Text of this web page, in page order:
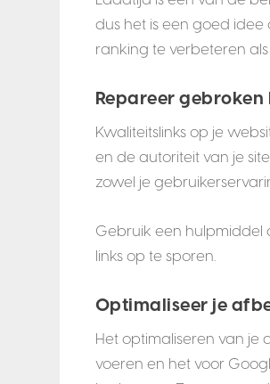
dus het is een goed idee
ranking te verbeteren
Repareer gebroken
Kwaliteitslinks op je
en de autoriteit van je
zowel je
Gebruik een hulpmiddel
links op te sporen.
Optimaliseer je
Het optimaliseren van je
voeren en het voor